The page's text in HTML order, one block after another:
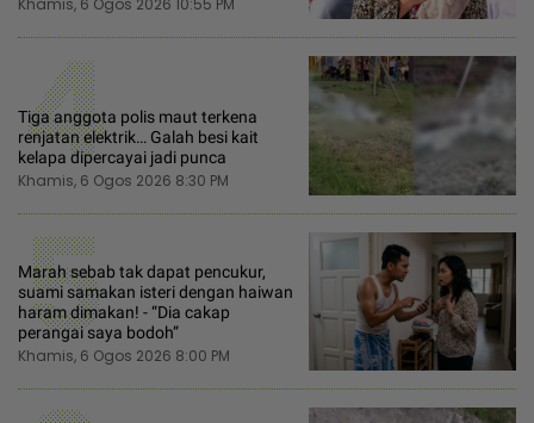
4
Tiga anggota polis maut terkena
renjatan elektrik… Galah besi kait
kelapa dipercayai jadi punca
Khamis, 6 Ogos 2026 8:30 PM
5
Marah sebab tak dapat pencukur,
suami samakan isteri dengan haiwan
haram dimakan! - “Dia cakap
perangai saya bodoh”
Khamis, 6 Ogos 2026 8:00 PM